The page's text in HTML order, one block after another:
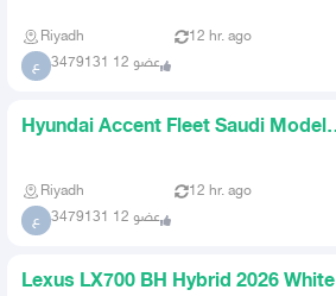
Riyadh 12 hr. ago
ع عضو 12 3479131
Hyundai Accent Fleet Saudi Model
Riyadh 12 hr. ago
ع عضو 12 3479131
Lexus LX700 BH Hybrid 2026 White